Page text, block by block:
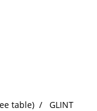
table) GLINT